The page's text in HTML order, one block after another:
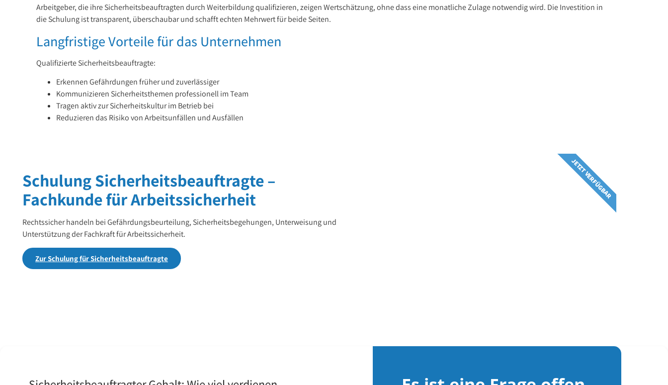
Arbeitgeber, die ihre Sicherheitsbeauftragten durch Weiterbildung qualifizieren, zeigen Wertschätzung, ohne dass eine monatliche Zulage notwendig wird. Die Investition in
die Schulung ist transparent, überschaubar und schafft echten Mehrwert für beide Seiten.
Langfristige Vorteile für das Unternehmen
Qualifizierte Sicherheitsbeauftragte:
Erkennen Gefährdungen früher und zuverlässiger
Kommunizieren Sicherheitsthemen professionell im Team
Tragen aktiv zur Sicherheitskultur im Betrieb bei
Reduzieren das Risiko von Arbeitsunfällen und Ausfällen
Schulung Sicherheitsbeauftragte –
Fachkunde für Arbeitssicherheit
Rechtssicher handeln bei Gefährdungsbeurteilung, Sicherheitsbegehungen, Unterweisung und
Unterstützung der Fachkraft für Arbeitssicherheit.
Zur Schulung für Sicherheitsbeauftragte
JETZT VERFÜGBAR